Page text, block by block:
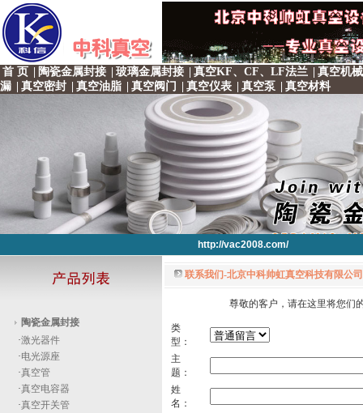
首 页 陶瓷金属封接 玻璃金属封接 真空KF、CF、LF法兰
真空机
漏
真空密封 真空油脂 真空阀门 真空仪表 真空泵 真空材料
http://vac2008.com/
陶瓷金属封接
·激光器件
·电光源座
·真空管
·真空电容器
·真空开关管
联系我们-北京中科帅虹真空科技有限公
尊敬的客户，请在这里将您们
类
型：
主
题：
姓
名：